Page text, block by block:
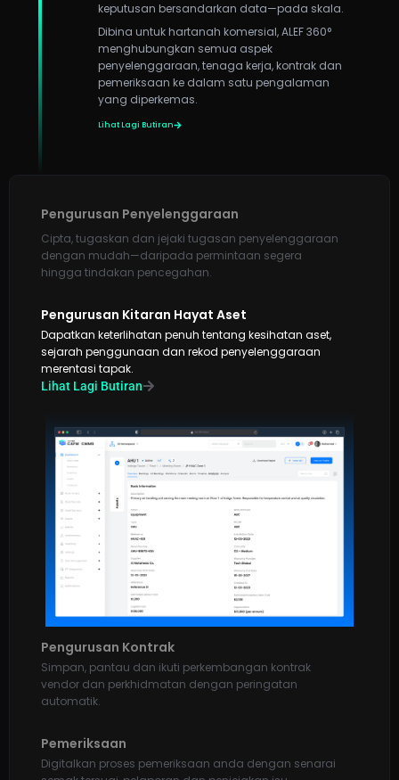
keputusan bersandarkan data—pada skala.
Dibina untuk hartanah komersial, ALEF 360°
menghubungkan semua aspek
penyelenggaraan, tenaga kerja, kontrak dan
pemeriksaan ke dalam satu pengalaman
yang diperkemas.
Lihat Lagi Butiran
Pengurusan Penyelenggaraan
Cipta, tugaskan dan jejaki tugasan penyelenggaraan
dengan mudah—daripada permintaan segera
hingga tindakan pencegahan.
Pengurusan Kitaran Hayat Aset
Dapatkan keterlihatan penuh tentang kesihatan aset,
sejarah penggunaan dan rekod penyelenggaraan
merentasi tapak.
Simpan, pantau dan ikuti perkembangan kontrak
vendor dan perkhidmatan dengan peringatan
automatik.
Lihat Lagi Butiran
Pemeriksaan
Digitalkan proses pemeriksaan anda dengan senarai